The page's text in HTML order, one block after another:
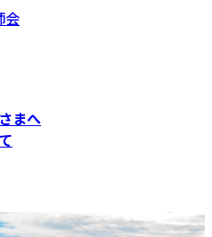
まへ